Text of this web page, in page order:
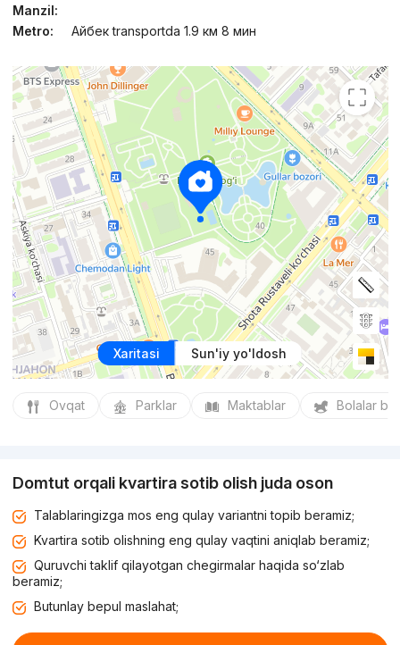
Manzil:
Metro:
Айбек transportda 1.9 км 8 мин
Xaritasi Sun'iy yo'ldosh
Ovqat Parklar Maktablar Bolalar
Domtut orqali kvartira sotib olish juda oson
Talablaringizga mos eng qulay variantni topib beramiz;
Kvartira sotib olishning eng qulay vaqtini aniqlab beramiz;
Quruvchi taklif qilayotgan chegirmalar haqida so‘zlab
beramiz;
Butunlay bepul maslahat;